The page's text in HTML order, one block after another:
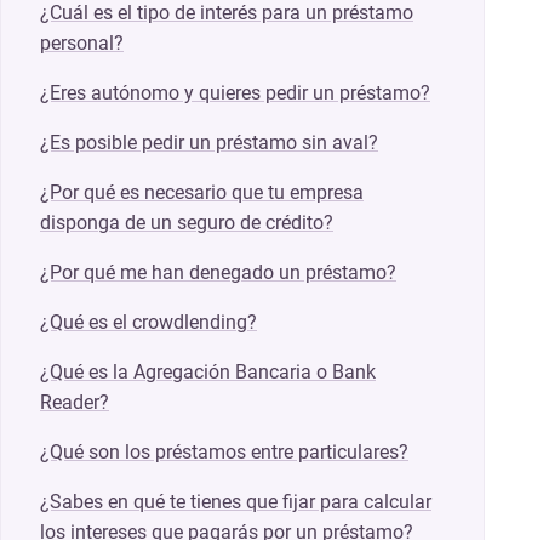
¿Cuál es el tipo de interés para un préstamo
personal?
¿Eres autónomo y quieres pedir un préstamo?
¿Es posible pedir un préstamo sin aval?
¿Por qué es necesario que tu empresa
disponga de un seguro de crédito?
¿Por qué me han denegado un préstamo?
¿Qué es el crowdlending?
¿Qué es la Agregación Bancaria o Bank
Reader?
¿Qué son los préstamos entre particulares?
¿Sabes en qué te tienes que fijar para calcular
los intereses que pagarás por un préstamo?